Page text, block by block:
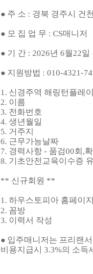
● 주 소 : 경북 경주시 건
● 모 집 업 무 : CS매니저
● 기 간 : 2026년 6월22
● 지원방법 : 010-4321-
1. 신경주역 해링턴플레
2. 이름
3. 전화번호
4. 생년월일
5. 거주지
6. 근무가능날짜
7. 경력사항 - 품검00회,
8. 기초안전교육이수증
** 신규회원 **
1. 하우스토피아 홈페이
2. 꼼방
3. 이력서 작성
● 입주매니저는 프리랜
비용지급시 3.3%의 소